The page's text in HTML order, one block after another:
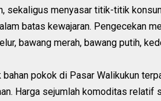
sekaligus menyasar titik-titik
batas kewajaran. Pengecekan
bawang merah, bawang putih,
pokok di Pasar Walikukun
Harga sejumlah komoditas relatif